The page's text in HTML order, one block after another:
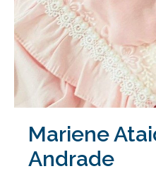
Mariene
Andrade